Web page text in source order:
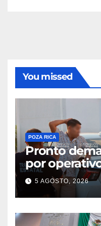
You missed
POZA RICA
Pronto
por
5 AGOSTO, 2026